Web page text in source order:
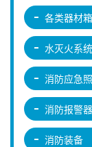
各类器材箱
水灭火系统
消防应急
消防报警
消防装备